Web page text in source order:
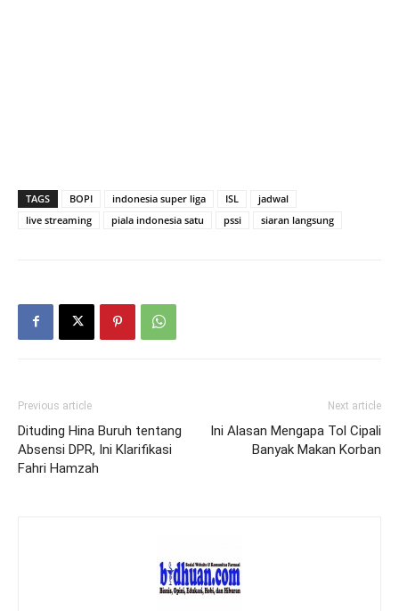
TAGS BOPI indonesia super liga ISL
jadwal
live streaming
piala indonesia satu pssi siaran langsung
Previous article
Dituding Hina Buruh tentang
Absensi DPR, Ini Klarifikasi
Fahri Hamzah
Next article
Ini Alasan Mengapa Tol Cipali
Banyak Makan Korban